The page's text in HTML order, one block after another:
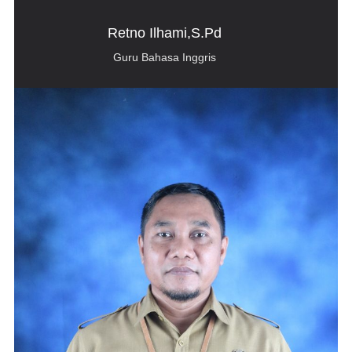
Retno Ilhami,S.Pd
Guru Bahasa Inggris